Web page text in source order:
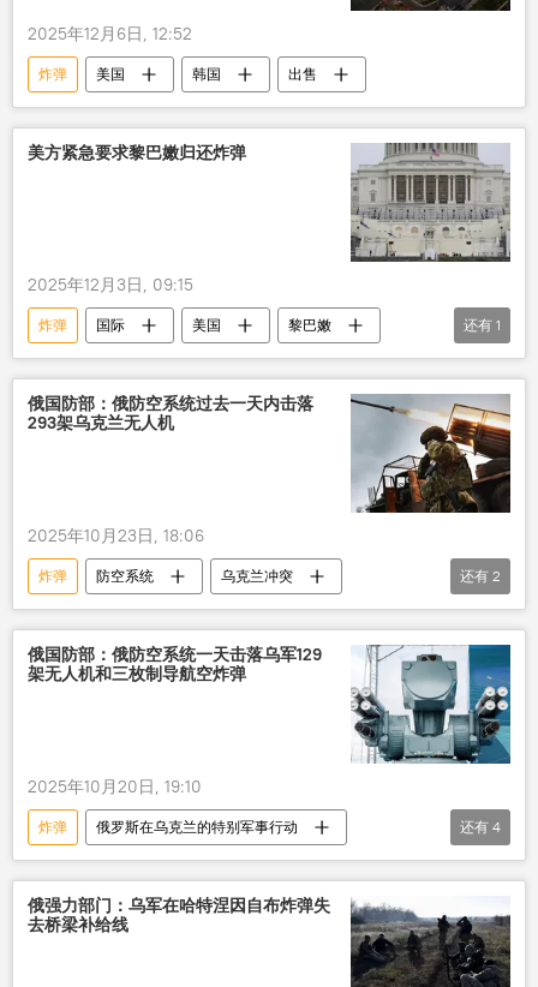
2025年12月6日, 12:52
炸弹 美国 韩国 出售
美方紧急要求黎巴嫩归还炸弹
2025年12月3日, 09:15
炸弹 国际 美国
黎巴嫩
以色列
还有 1
俄国防部：俄防空系统过去一天内击落
293架乌克兰无人机
2025年10月23日, 18:06
炸弹 防空系统
乌克兰冲突
俄罗斯
无人机
俄罗斯在乌克兰的特别军事行动
还有 2
俄国防部：俄防空系统一天击落乌军129
架无人机和三枚制导航空炸弹
2025年10月20日, 19:10
炸弹
俄罗斯在乌克兰的特别军事行动
俄罗斯
乌克兰冲突
防空系统
无人机
还有 4
俄强力部门：乌军在哈特涅因自布炸弹失
去桥梁补给线